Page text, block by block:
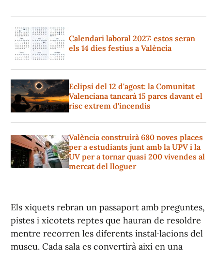
Calendari laboral 2027: estos seran
els 14 dies festius a València
Eclipsi del 12 d'agost: la Comunitat
Valenciana tancarà 15 parcs davant el
risc extrem d'incendis
València construirà 680 noves places
per a estudiants junt amb la UPV i la
UV per a tornar quasi 200 vivendes al
mercat del lloguer
Els xiquets rebran un passaport amb preguntes,
pistes i xicotets reptes que hauran de resoldre
mentre recorren les diferents instal·lacions del
museu. Cada sala es convertirà així en una